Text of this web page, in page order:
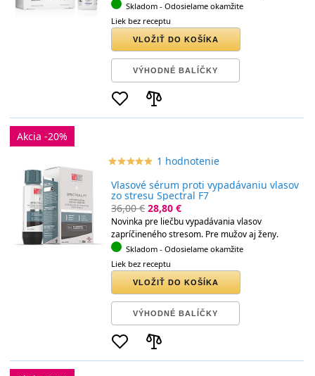
Skladom - Odosielame okamžite
Liek bez receptu
VLOŽIŤ DO KOŠÍKA
VÝHODNÉ BALÍČKY
Akcia -20%
star_borderstar_borderstar_borderstar_borderstar_border
starstarstarstarstar 1 hodnotenie
Vlasové sérum proti vypadávaniu vlasov
zo stresu Spectral F7
36,00 € 28,80 €
Novinka pre liečbu vypadávania vlasov
zapríčineného stresom. Pre mužov aj ženy.
Skladom - Odosielame okamžite
Liek bez receptu
VLOŽIŤ DO KOŠÍKA
VÝHODNÉ BALÍČKY